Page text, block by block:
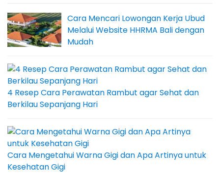
Cara Mencari Lowongan Kerja Ubud
Melalui Website HHRMA Bali dengan
Mudah
4 Resep Cara Perawatan Rambut agar Sehat dan
Berkilau Sepanjang Hari
Cara Mengetahui Warna Gigi dan Apa Artinya untuk
Kesehatan Gigi